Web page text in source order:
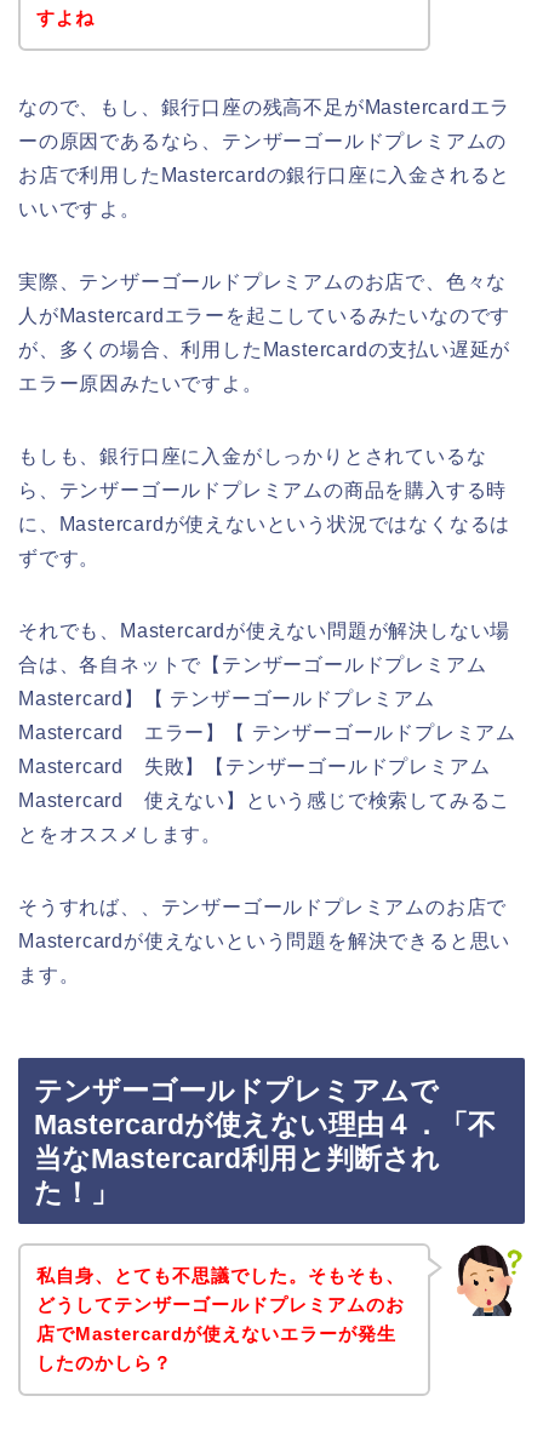
すよね
なので、もし、銀行口座の残高不足がMastercardエラ
ーの原因であるなら、テンザーゴールドプレミアムの
お店で利用したMastercardの銀行口座に入金されると
いいですよ。
実際、テンザーゴールドプレミアムのお店で、色々な
人がMastercardエラーを起こしているみたいなのです
が、多くの場合、利用したMastercardの支払い遅延が
エラー原因みたいですよ。
もしも、銀行口座に入金がしっかりとされているな
ら、テンザーゴールドプレミアムの商品を購入する時
に、Mastercardが使えないという状況ではなくなるは
ずです。
それでも、Mastercardが使えない問題が解決しない場
合は、各自ネットで【テンザーゴールドプレミアム
Mastercard】【 テンザーゴールドプレミアム
Mastercard エラー】【 テンザーゴールドプレミアム
Mastercard 失敗】【テンザーゴールドプレミアム
Mastercard 使えない】という感じで検索してみるこ
とをオススメします。
そうすれば、、テンザーゴールドプレミアムのお店で
Mastercardが使えないという問題を解決できると思い
ます。
テンザーゴールドプレミアムで
Mastercardが使えない理由４．「不
当なMastercard利用と判断され
た！」
私自身、とても不思議でした。そもそも、
どうしてテンザーゴールドプレミアムのお
店でMastercardが使えないエラーが発生
したのかしら？